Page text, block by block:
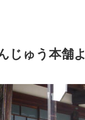
じゅう本舗